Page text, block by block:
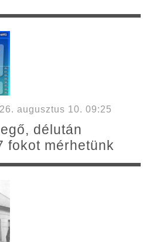
augusztus 10. 09:25
délután
fokot mérhetünk